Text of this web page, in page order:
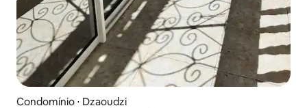
Condomínio ⋅ Dzaoudzi